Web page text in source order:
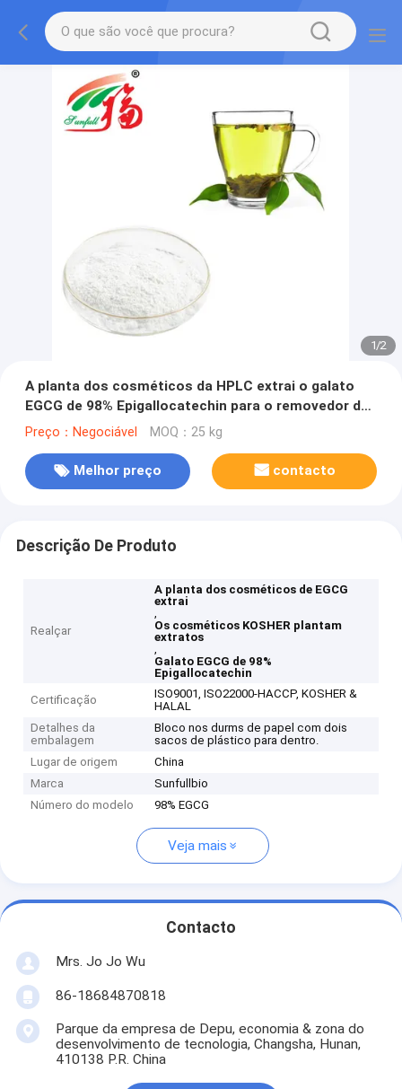
1/2
A planta dos cosméticos da HPLC extrai o galato
EGCG de 98% Epigallocatechin para o removedor do
ponto
Preço：Negociável MOQ：25 kg
Melhor preço contacto
Descrição De Produto
Realçar
A planta dos cosméticos de EGCG
extrai
,
Os cosméticos KOSHER plantam
extratos
,
Galato EGCG de 98%
Epigallocatechin
Certificação
ISO9001, ISO22000-HACCP, KOSHER &
HALAL
Detalhes da
embalagem
Bloco nos durms de papel com dois
sacos de plástico para dentro.
Lugar de origem
China
Marca
Sunfullbio
Número do modelo
98% EGCG
Veja mais
Contacto
Mrs. Jo Jo Wu
86-18684870818
Parque da empresa de Depu, economia & zona do
desenvolvimento de tecnologia, Changsha, Hunan,
410138 P.R. China